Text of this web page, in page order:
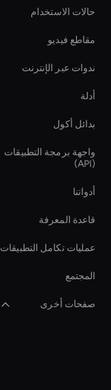
حالات الاستخدام
مقاطع فيديو
ندوات عبر الإنترنت
أدلة
بدائل أكول
واجهة برمجة التطبيقات
(API)
أدواتنا
قاعدة المعرفة
عمليات تكامل التطبيقات
المجتمع
صفحات أخرى